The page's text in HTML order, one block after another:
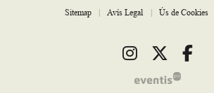
Sitemap | Avís Legal | Ús de Cookies
Link aLink